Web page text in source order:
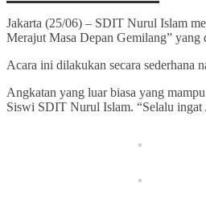
Jakarta (25/06) – SDIT Nurul Islam
Merajut Masa Depan Gemilang” yang
Acara ini dilakukan secara sederhana
Angkatan yang luar biasa yang
Siswi SDIT Nurul Islam. “Selalu ingat